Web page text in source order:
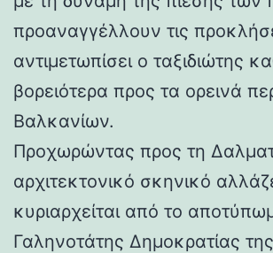
προαναγγέλλουν τις
αντιμετωπίσει ο ταξιδιώτης
βορειότερα προς τα ορεινά
Βαλκανίων.
Προχωρώντας προς τη
αρχιτεκτονικό σκηνικό
κυριαρχείται από το
Γαληνοτάτης Δημοκρατίας